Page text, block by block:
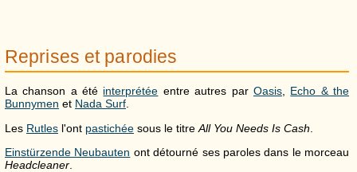
Reprises et parodies
La chanson a été interprétée entre autres par Oasis, Echo & the
Bunnymen et Nada Surf
Les Rutles l'ont pastichée sous le titre All You Needs Is Cash
Einstürzende Neubauten ont détourné ses paroles dans le morceau
Headcleaner